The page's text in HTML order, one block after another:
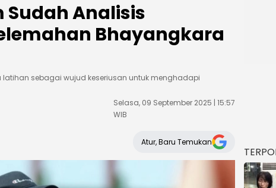
Sudah Analisis
Bhayangkara
sebagai wujud keseriusan untuk menghadapi
Selasa, 09 September 2025 | 15:57
WIB
Atur, Baru Temukan